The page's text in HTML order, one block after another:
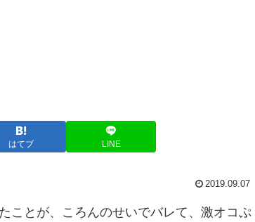
はてブ LINE
2019.09.07
ことが、ころんのせいでバレて、激オコぷ